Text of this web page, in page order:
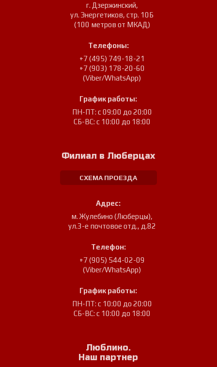
г. Дзержинский,
ул. Энергетиков, стр. 10Б
(100 метров от МКАД)
Телефоны:
+7 (495) 749-18-21
+7 (903) 178-20-60
(Viber/WhatsApp)
График работы:
ПН-ПТ: с 09:00 до 20:00
СБ-ВС: с 10:00 до 18:00
Филиал в Люберцах
СХЕМА ПРОЕЗДА
Адрес:
м. Жулебино (Люберцы),
ул.3-е почтовое отд., д.82
Телефон:
+7 (905) 544-02-09
(Viber/WhatsApp)
График работы:
ПН-ПТ: с 10:00 до 20:00
СБ-ВС: с 10:00 до 18:00
Люблино.
Наш партнер